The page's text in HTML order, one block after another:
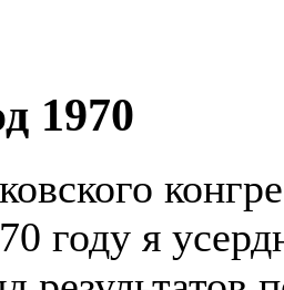
1970
году я